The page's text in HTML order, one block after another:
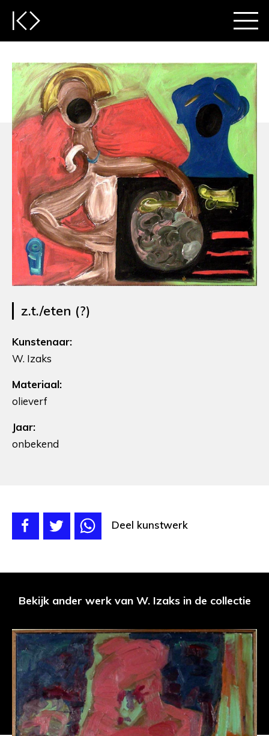
z.t./eten (?)
Kunstenaar:
W. Izaks
Materiaal:
olieverf
Jaar:
onbekend
Deel kunstwerk
Bekijk ander werk van W. Izaks in de collectie